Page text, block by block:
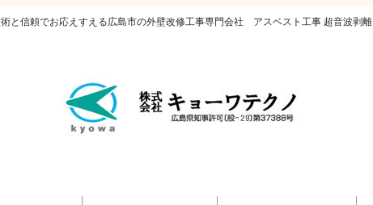
と信頼でお応えすえる広島市の外壁改修工事専門会社 アスベスト工事 超音波剥離